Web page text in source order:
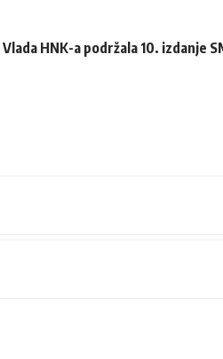
Vlada HNK-a podržala 10. izdanje